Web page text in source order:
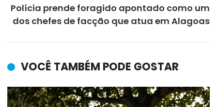
Polícia prende foragido apontado como um
dos chefes de facção que atua em Alagoas
VOCÊ TAMBÉM PODE GOSTAR